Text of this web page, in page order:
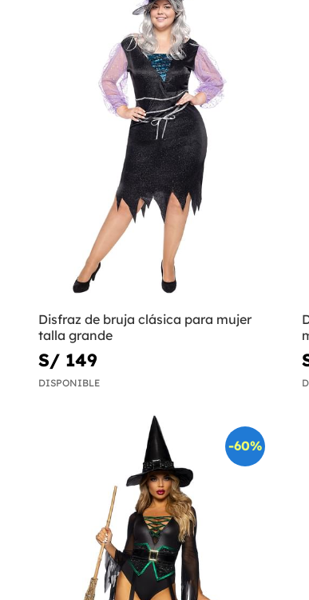
Disfraz de bruja clásica para mujer
talla grande
S/ 149
DISPONIBLE
-60%